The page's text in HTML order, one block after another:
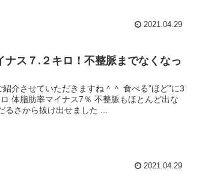
2021.04.29
ナス７.２キロ！不整脈までなくなっ
介させていただきますね＾＾ 食べる”ほど”に3
体脂肪率マイナス7％ 不整脈もほとんど出な
るさから抜け出せました ...
2021.04.29